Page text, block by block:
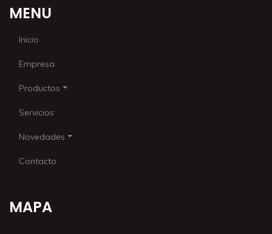
MENU
Inicio
Empresa
Productos
Servicios
Novedades
Contacto
MAPA